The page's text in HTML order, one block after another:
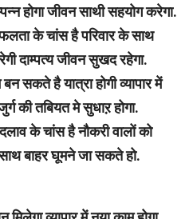
होगा जीवन साथी सहयोग करेगा.
के चांस है परिवार के साथ
दाम्पत्य जीवन सुखद रहेगा.
है यात्रा होगी व्यापार में
की तबियत मे सुधाऱ होगा.
के चांस है नौकरी वालों को
बाहर घूमने जा सकते हो.